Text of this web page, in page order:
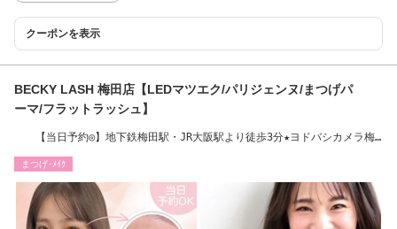
クーポンを表示
BECKY LASH 梅田店【LEDマツエク/パリジェンヌ/まつげパ
ーマ/フラットラッシュ】
【当日予約◎】地下鉄梅田駅・JR大阪駅より徒歩3分★ヨドバシカメラ梅
まつげ･ﾒｲｸ